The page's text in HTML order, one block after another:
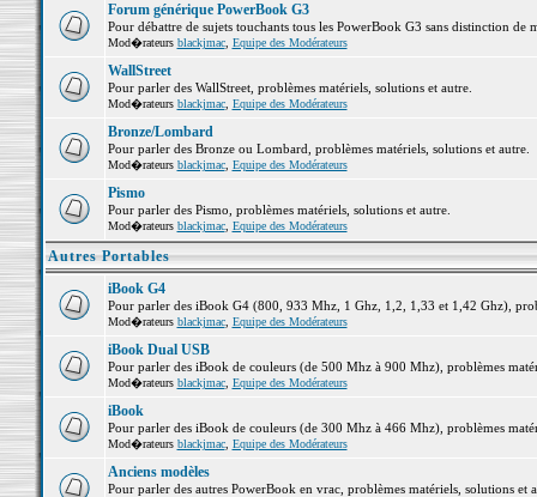
Forum générique PowerBook G3
Pour débattre de sujets touchants tous les PowerBook G3 sans distinction de
Mod�rateurs blackjmac, Equipe des Modérateurs
WallStreet
Pour parler des WallStreet, problèmes matériels, solutions et autre.
Mod�rateurs blackjmac, Equipe des Modérateurs
Bronze/Lombard
Pour parler des Bronze ou Lombard, problèmes matériels, solutions et autre.
Mod�rateurs blackjmac, Equipe des Modérateurs
Pismo
Pour parler des Pismo, problèmes matériels, solutions et autre.
Mod�rateurs blackjmac, Equipe des Modérateurs
Autres Portables
iBook G4
Pour parler des iBook G4 (800, 933 Mhz, 1 Ghz, 1,2, 1,33 et 1,42 Ghz),
Mod�rateurs blackjmac, Equipe des Modérateurs
iBook Dual USB
Pour parler des iBook de couleurs (de 500 Mhz à 900 Mhz), problèmes
Mod�rateurs blackjmac, Equipe des Modérateurs
iBook
Pour parler des iBook de couleurs (de 300 Mhz à 466 Mhz), problèmes
Mod�rateurs blackjmac, Equipe des Modérateurs
Anciens modèles
Pour parler des autres PowerBook en vrac, problèmes matériels, solutions et